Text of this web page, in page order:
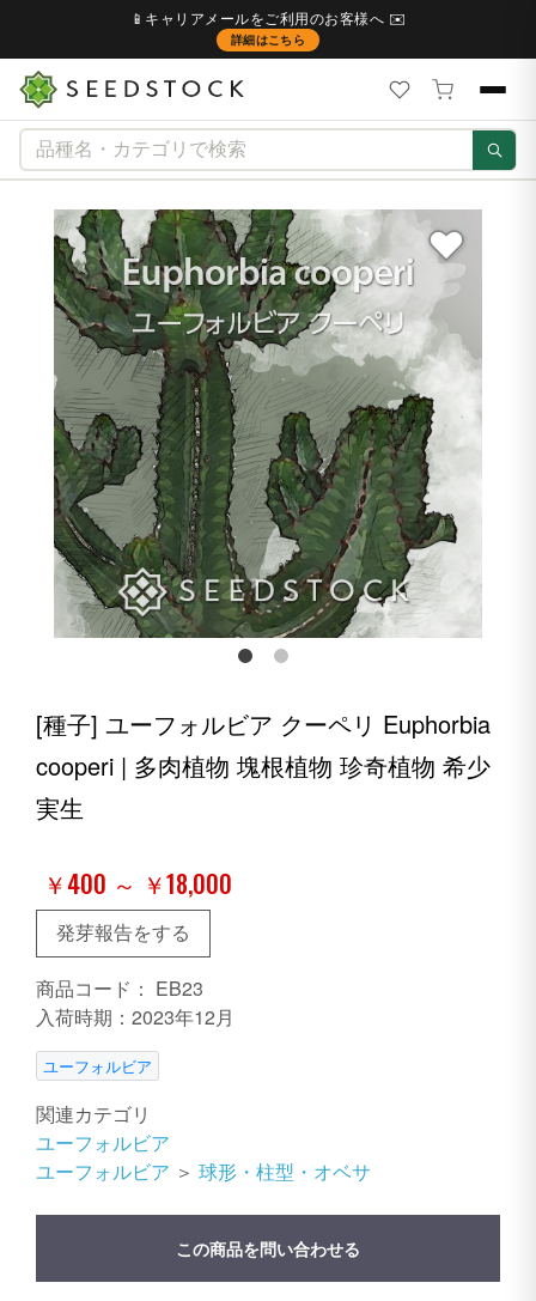
📱キャリアメールをご利用のお客様へ ✉️
詳細はこちら
[種子] ユーフォルビア クーペリ Euphorbia
cooperi | 多肉植物 塊根植物 珍奇植物 希少
実生
￥400 ～ ￥18,000
発芽報告をする
商品コード： EB23
入荷時期：2023年12月
ユーフォルビア
関連カテゴリ
ユーフォルビア
ユーフォルビア ＞ 球形・柱型・オベサ
この商品を問い合わせる